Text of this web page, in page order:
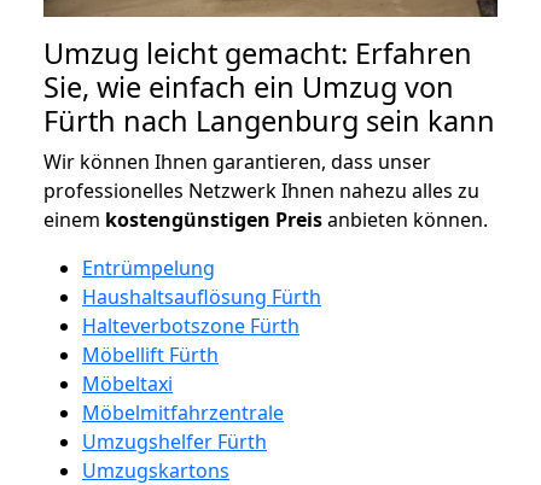
Umzug leicht gemacht: Erfahren
Sie, wie einfach ein Umzug von
Fürth nach Langenburg sein kann
Wir können Ihnen garantieren, dass unser
professionelles Netzwerk Ihnen nahezu alles zu
einem kostengünstigen Preisanbieten können.
Entrümpelung
Haushaltsauflösung Fürth
Halteverbotszone Fürth
Möbellift Fürth
Möbeltaxi
Möbelmitfahrzentrale
Umzugshelfer Fürth
Umzugskartons